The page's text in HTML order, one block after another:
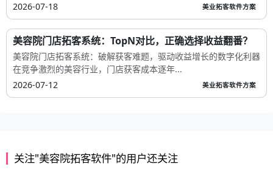
2026-07-18
美业拓客软件方案
美容院门店拓客系统：TopN对比，正确选择收益翻番？
美容院门店拓客系统：破解获客难题，驱动收益增长的数字化利器
在竞争激烈的美容行业，门店获客成本逐年...
2026-07-12
美业拓客软件方案
关注"美容院拓客软件"的用户还关注